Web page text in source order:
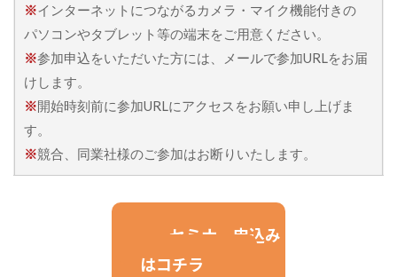
※インターネットにつながるカメラ・マイク機能付きの
パソコンやタブレット等の端末をご⽤意ください。
※参加申込をいただいた方には、メールで参加URLをお届
けします。
※開始時刻前に参加URLにアクセスをお願い申し上げま
す。
※競合、同業社様のご参加はお断りいたします。
セミナー申込み
はコチラ